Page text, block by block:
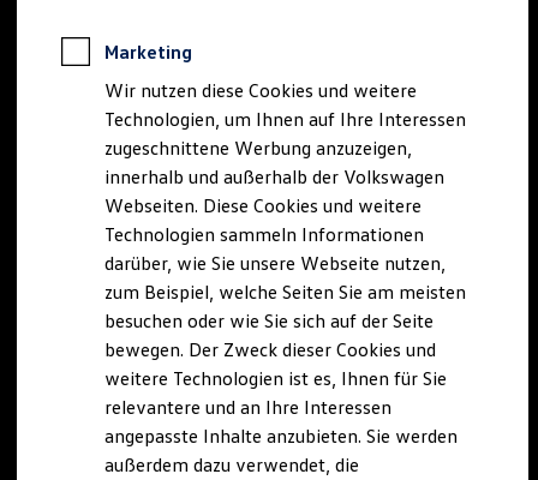
Rekuperation
Laden unterwegs
Laden Zuhause
Ladestationen finden
Ladezeitensimulator
Batterie
Sicherheit
Nachhaltigkeit
Technologie
Kosten und Kauf
Verbrauchskosten
Kaufoptionen
E-Auto-Förderung
Software und Konnektivität
Die ID. Software 6
ID. Software Versionen und Updates
Digitale Extras
Schnittstellen zu Ihrem ID.
Marketing
Wir nutzen diese Cookies und weitere
Technologien, um Ihnen auf Ihre Interessen
zugeschnittene Werbung anzuzeigen,
innerhalb und außerhalb der Volkswagen
Webseiten. Diese Cookies und weitere
Technologien sammeln Informationen
darüber, wie Sie unsere Webseite nutzen,
zum Beispiel, welche Seiten Sie am meisten
besuchen oder wie Sie sich auf der Seite
bewegen. Der Zweck dieser Cookies und
weitere Technologien ist es, Ihnen für Sie
relevantere und an Ihre Interessen
angepasste Inhalte anzubieten. Sie werden
außerdem dazu verwendet, die